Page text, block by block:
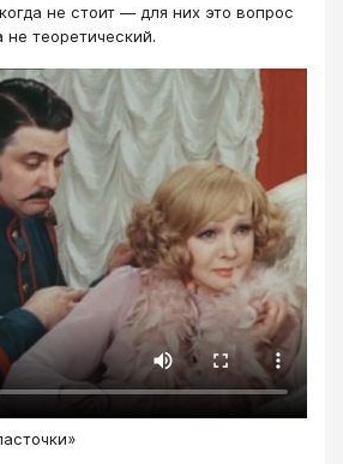
не стоит — для них это вопрос
не теоретический.